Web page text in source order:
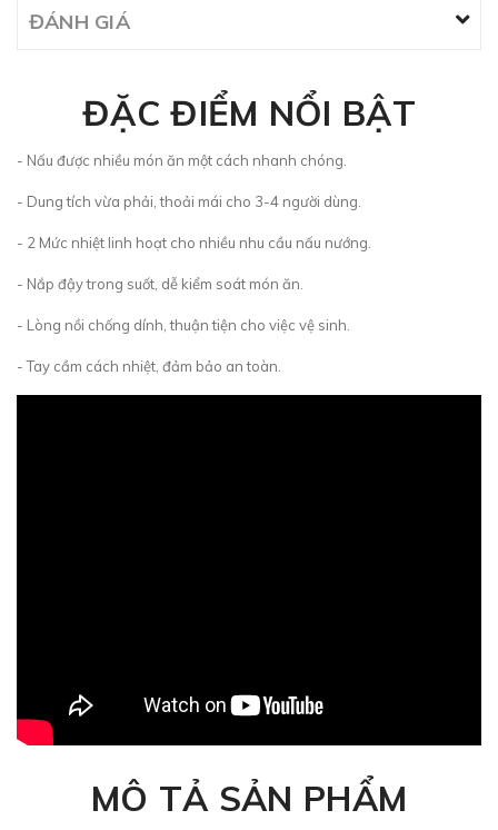
ĐÁNH GIÁ
ĐẶC ĐIỂM NỔI BẬT
- Nấu được nhiều món ăn một cách nhanh chóng.
- Dung tích vừa phải, thoải mái cho 3-4 người dùng.
- 2 Mức nhiệt linh hoạt cho nhiều nhu cầu nấu nướng.
- Nắp đậy trong suốt, dễ kiểm soát món ăn.
- Lòng nồi chống dính, thuận tiện cho việc vệ sinh.
- Tay cầm cách nhiệt, đảm bảo an toàn.
MÔ TẢ SẢN PHẨM